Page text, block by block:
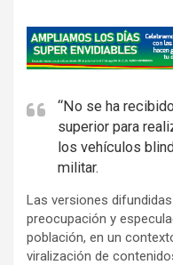
A
d
e
s
e
m
“No se ha
superior para
los vehículos
militar.
Las versiones
preocupación y
población, en un
viralización de